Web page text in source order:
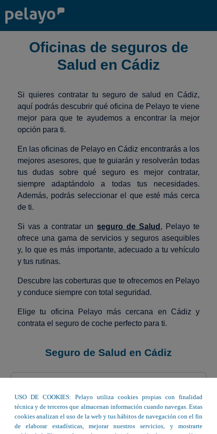
Oficinas de seguros de
Salud en Cádiz
Si quieres contratar tu seguro de salud en Cádiz,
aquí podrás descubrir qué oficina de Pelayo te viene
mejor para que te ayudemos a encontrar la mejor
opción para ti.
En las oficinas de Pelayo en Cádiz encontrarás a los
mejores asesores, que te guiarán y resolverán todas
tus dudas sobre qué seguro es mejor contratar,
siempre adaptándolo a todas tus necesidades.
Además, podrás seleccionar el que esté más cerca
de ti.
Si vas a contratar un seguro de Salud , Pelayo te
ofrece una gama de servicios y seguros asequibles
y, lo que es más importante, adecuado a tu vehículo
y tus rutinas.
Descubre las coberturas que te ofrecemos en Pelayo
y conduce siempre con total seguridad.
Elige tu oficina Pelayo más cercana en Cádiz y
contrata el seguro de coche perfecto para ti.
Seguro de Salud en Cádiz
C/ Almirante Faustino Ruiz, 5. Bajo 3,
Esc. 2 - San Fernando
Avda. de Europa, Edif Entreparques I,
USO DE COOKIES: Pelayo utiliza cookies propias con finalidad
técnica y de terceros que almacenan información cuando navegas. Estas
cookies analizan el uso de la web y tus hábitos de navegación con el fin
de elaborar estadísticas, mejorar nuestros servicios, y mostrarte